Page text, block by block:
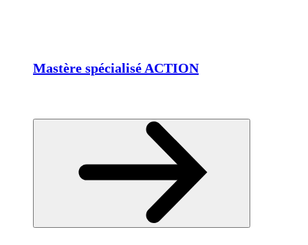
Mastère spécialisé ACTION